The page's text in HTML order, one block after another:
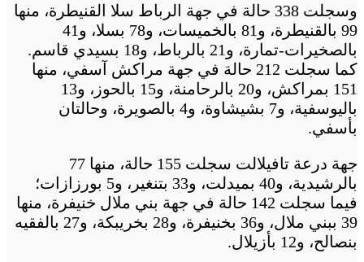
وسجلت 338 حالة في جهة الرباط سلا القنيطرة، منها
99 بالقنيطرة، و81 بالخميسات، و78 بسلا، و41
بالصخيرات-تمارة، و21 بالرباط، و18 بسيدي قاسم.
كما سجلت 212 حالة في جهة مراكش آسفي، منها
151 بمراكش، و20 بالرحامنة، و15 بالحوز، و13
باليوسفية، و7 بشيشاوة، و4 بالصويرة، وحالتان
بأسفي.
جهة درعة تافيلالت سجلت 155 حالة، منها 77
بالرشيدية، و40 بميدلت، و33 بتنغير، و5 بورزازات؛
فيما سجلت 142 حالة في جهة بني ملال خنيفرة، منها
39 ببني ملال، و36 بخنيفرة، و28 بخريبكة، و27 بالفقيه
بنصالح، و12 بأزيلال.